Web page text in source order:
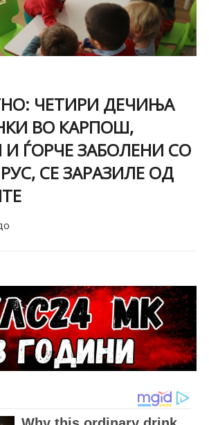
ЧЕТИРИ ДЕЧИЊА
ВО КАРПОШ,
ЃОРЧЕ ЗАБОЛЕНИ СО
СЕ ЗАРАЗИЛЕ ОД